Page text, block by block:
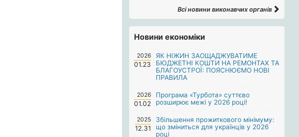
Всі новини виконавчих органів
Новини економіки
2026
01.23
ЯК НІЖИН ЗАОЩАДЖУВАТИМЕ
БЮДЖЕТНІ КОШТИ НА РЕМОНТАХ ТА
БЛАГОУСТРОЇ: ПОЯСНЮЄМО НОВІ
ПРАВИЛА
2026
01.02
Програма «Турбота» суттєво
розширює межі у 2026 році!
2025
12.31
Збільшення прожиткового мінімуму:
що зміниться для українців у 2026
році